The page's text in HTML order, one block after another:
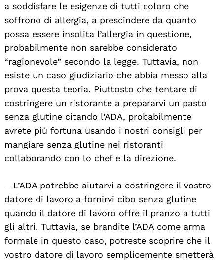
a soddisfare le esigenze di tutti coloro che
soffrono di allergia, a prescindere da quanto
possa essere insolita l’allergia in questione,
probabilmente non sarebbe considerato
“ragionevole” secondo la legge. Tuttavia, non
esiste un caso giudiziario che abbia messo alla
prova questa teoria. Piuttosto che tentare di
costringere un ristorante a prepararvi un pasto
senza glutine citando l’ADA, probabilmente
avrete più fortuna usando i nostri consigli per
mangiare senza glutine nei ristoranti
collaborando con lo chef e la direzione.
– L’ADA potrebbe aiutarvi a costringere il vostro
datore di lavoro a fornirvi cibo senza glutine
quando il datore di lavoro offre il pranzo a tutti
gli altri. Tuttavia, se brandite l’ADA come arma
formale in questo caso, potreste scoprire che il
vostro datore di lavoro semplicemente smetterà